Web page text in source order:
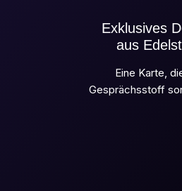
Exklusives
aus
Eine Karte,
Gesprächsstoff